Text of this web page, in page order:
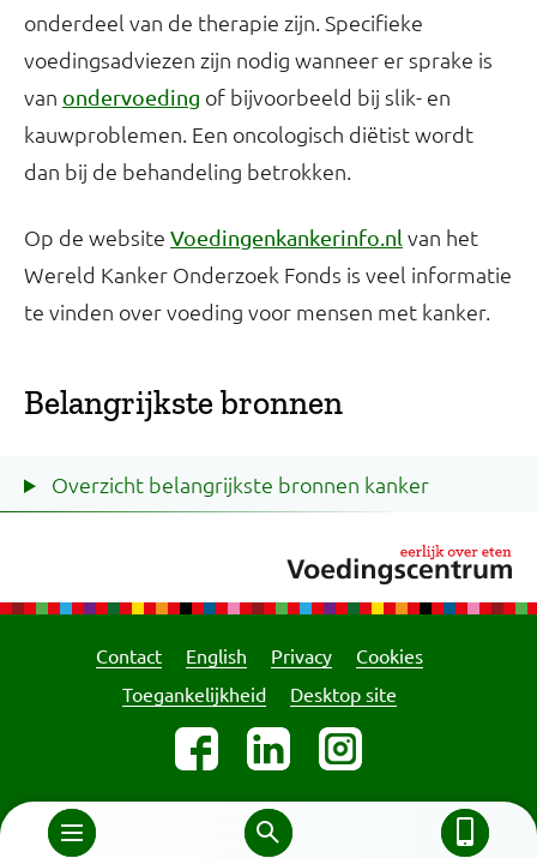
onderdeel van de therapie zijn. Specifieke
voedingsadviezen zijn nodig wanneer er sprake is
van ondervoeding of bijvoorbeeld bij slik- en
kauwproblemen. Een oncologisch diëtist wordt
dan bij de behandeling betrokken.
Op de website Voedingenkankerinfo.nl van het
Wereld Kanker Onderzoek Fonds is veel informatie
te vinden over voeding voor mensen met kanker.
Belangrijkste bronnen
Overzicht belangrijkste bronnen kanker
Contact English Privacy
Cookies
Toegankelijkheid
Desktop site